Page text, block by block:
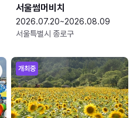
서울썸머비치
2026.07.20~2026.08.09
서울특별시 종로구
개최중